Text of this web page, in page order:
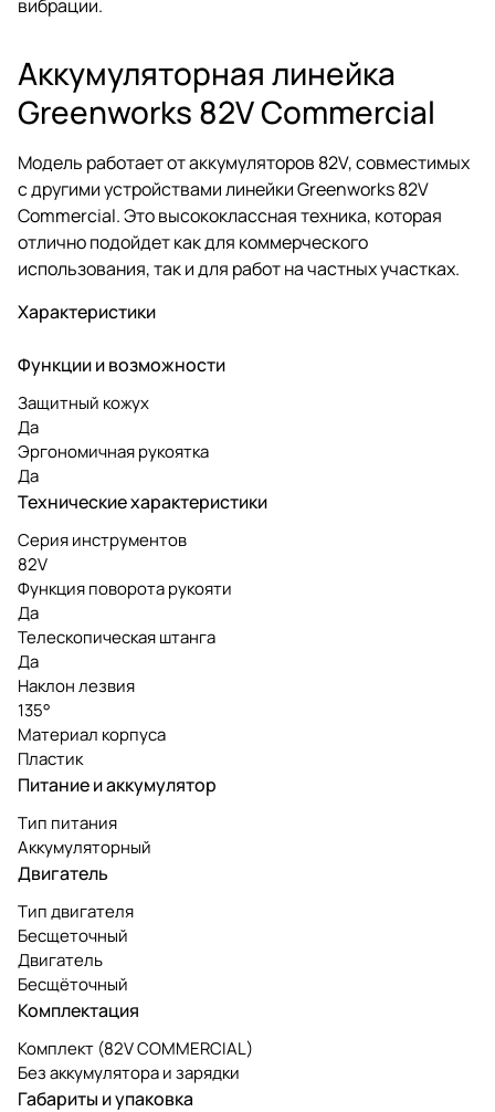
вибрации.
Аккумуляторная линейка
Greenworks 82V Commercial
Модель работает от аккумуляторов 82V, совместимых
с другими устройствами линейки Greenworks 82V
Commercial. Это высококлассная техника, которая
отлично подойдет как для коммерческого
использования, так и для работ на частных участках.
Характеристики
Функции и возможности
Защитный кожух
Да
Эргономичная рукоятка
Да
Технические характеристики
Серия инструментов
82V
Функция поворота рукояти
Да
Телескопическая штанга
Да
Наклон лезвия
135°
Материал корпуса
Пластик
Питание и аккумулятор
Тип питания
Аккумуляторный
Двигатель
Тип двигателя
Бесщеточный
Двигатель
Бесщёточный
Комплектация
Комплект (82V COMMERCIAL)
Без аккумулятора и зарядки
Габариты и упаковка